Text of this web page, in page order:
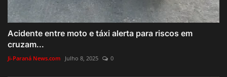
Acidente entre moto e táxi alerta para riscos em
cruzam...
Ji-Paraná News.com Julho 8, 2025 0